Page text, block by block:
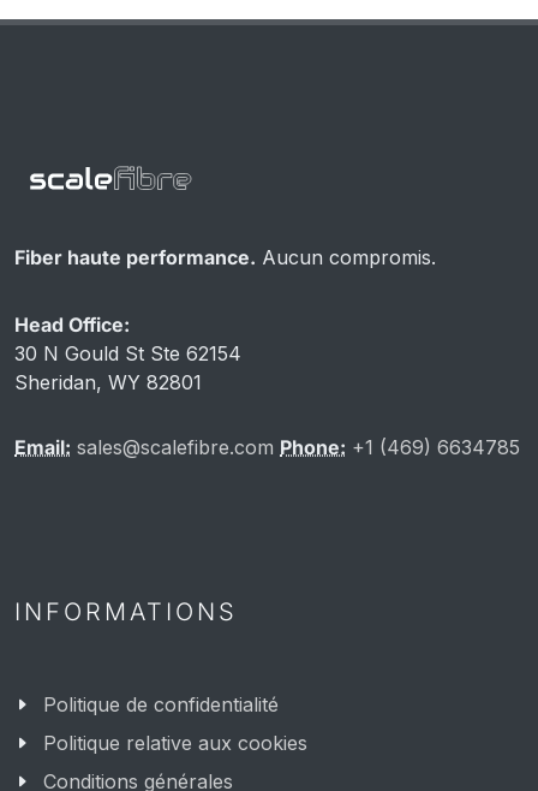
Fiber haute performance. Aucun compromis.
Head Office:
30 N Gould St Ste 62154
Sheridan, WY 82801
Email: sales@scalefibre.com Phone: +1 (469) 6634785
INFORMATIONS
Politique de confidentialité
Politique relative aux cookies
Conditions générales